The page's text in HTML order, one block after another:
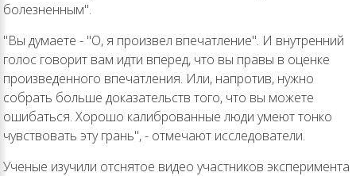
болезненным".
"Вы думаете - "О, я произвел впечатление". И внутренний
голос говорит вам идти вперед, что вы правы в оценке
произведенного впечатления. Или, напротив, нужно
собрать больше доказательств того, что вы можете
ошибаться. Хорошо калиброванные люди умеют тонко
чувствовать эту грань", - отмечают исследователи.
Ученые изучили отснятое видео участников эксперимента